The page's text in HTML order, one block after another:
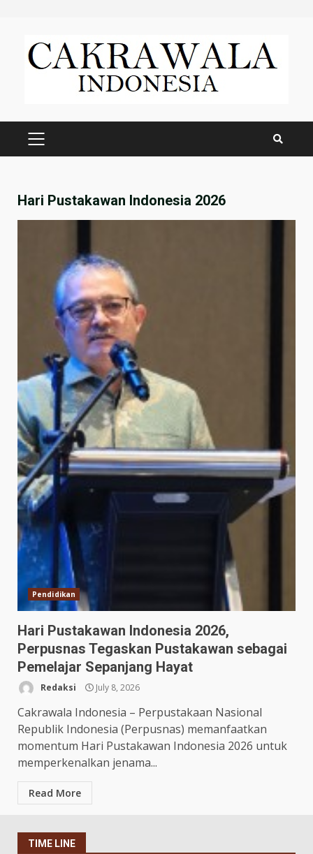
content
PRIMARY
Hari Pustakawan Indonesia 2026
Pendidikan
Hari Pustakawan Indonesia 2026,
Perpusnas Tegaskan Pustakawan sebagai
Pemelajar Sepanjang Hayat
Redaksi July 8, 2026
Cakrawala Indonesia – Perpustakaan Nasional
Republik Indonesia (Perpusnas) memanfaatkan
momentum Hari Pustakawan Indonesia 2026 untuk
memperkenalkan jenama...
Read More
TIME LINE